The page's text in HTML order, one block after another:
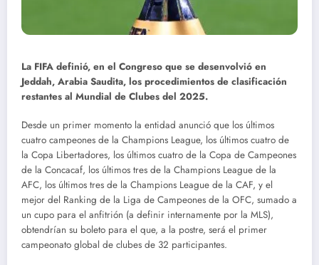
La FIFA definió, en el Congreso que se desenvolvió en
Jeddah, Arabia Saudita, los procedimientos de clasificación
restantes al Mundial de Clubes del 2025.
Desde un primer momento la entidad anunció que los últimos
cuatro campeones de la Champions League, los últimos cuatro de
la Copa Libertadores, los últimos cuatro de la Copa de Campeones
de la Concacaf, los últimos tres de la Champions League de la
AFC, los últimos tres de la Champions League de la CAF, y el
mejor del Ranking de la Liga de Campeones de la OFC, sumado a
un cupo para el anfitrión (a definir internamente por la MLS),
obtendrían su boleto para el que, a la postre, será el primer
campeonato global de clubes de 32 participantes.